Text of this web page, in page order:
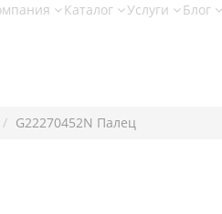
Каталог Услуги Блог
G22270452N Палец